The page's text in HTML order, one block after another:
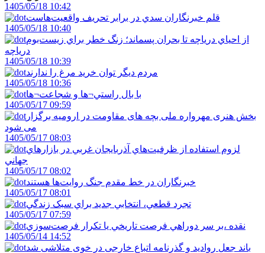
1405/05/18 10:42
قلم خبرنگاران سدي در برابر تحريف واقعيت‌هاست
1405/05/18 10:40
از احياي درياچه تا بحران پسماند؛ زنگ خطر براي زيست‌بوم
درياچه
1405/05/18 10:39
مردم ديگر توان خريد مرغ را ندارند
1405/05/18 10:36
با بال راستي¬ها و شجاعت¬ها
1405/05/17 09:59
بخش هنری مهرواره ملی بچه های مقاومت در ارومیه برگزار
می شود
1405/05/17 08:03
لزوم استفاده از ظرفيت‌هاي آذربايجان غربي در بازارهاي
جهاني
1405/05/17 08:02
خبرنگاران در خط مقدم جنگ روايت‌ها هستند
1405/05/17 08:01
تجرد قطعي، انتخابي جديد براي سبک زندگي
1405/05/17 07:59
نقده ،بر سر دوراهي فرصت تاريخي يا تکرار فرصت‌سوزي
1405/05/14 14:52
باند جعل روادید و گذرنامه اتباع خارجی در خوی متلاشی شد